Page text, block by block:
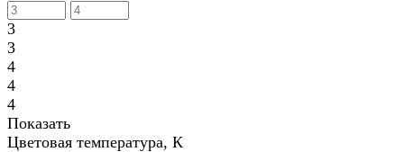
3
3
4
4
4
Показать
Цветовая температура, К